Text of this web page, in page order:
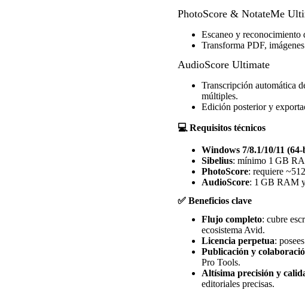
PhotoScore & NotateMe
Escaneo y reconocimiento
Transforma PDF,
AudioScore Ultimate
Transcripción automática
múltiples.
Edición posterior y
💻 Requisitos técnicos
Windows 7/8.1/10/11
Sibelius: mínimo 1 GB
PhotoScore: requiere
AudioScore: 1 GB RAM
✅ Beneficios clave
Flujo completo: cubre
ecosistema Avid.
Licencia perpetua:
Publicación y
Pro Tools.
Altísima precisión y
editoriales precisas.